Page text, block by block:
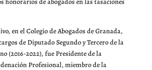
en el Colegio de Abogados de Granada,
de Diputado Segundo y Tercero de la
(2016-2022), fue Presidente de la
Profesional, miembro de la